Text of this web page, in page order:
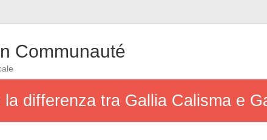
Communauté
la differenza tra Gallia Calisma e